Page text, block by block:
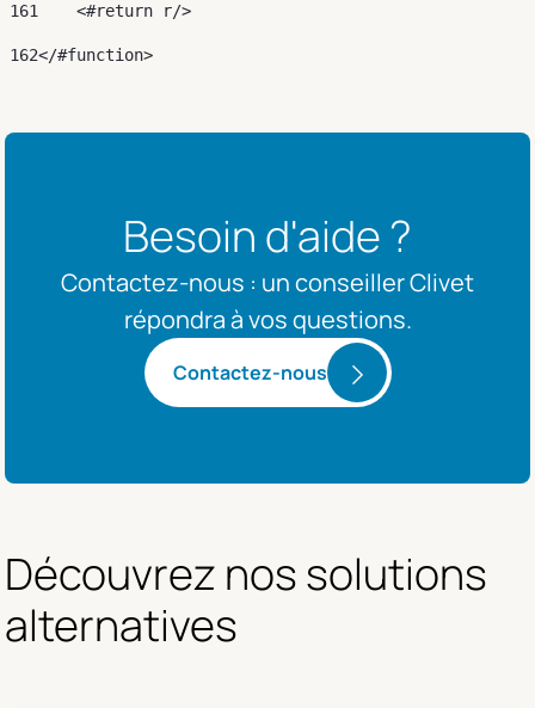
161
    <#return r/>
162</#function>
Besoin d'aide ?
Contactez-nous : un conseiller Clivet
répondra à vos questions.
Contactez-nous
Découvrez nos solutions
alternatives